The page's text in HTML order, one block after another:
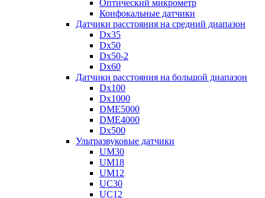
Оптический микрометр
Конфокальные датчики
Датчики расстояния на средний диапазон
Dx35
Dx50
Dx50-2
Dx60
Датчики расстояния на большой диапазон
Dx100
Dx1000
DME5000
DME4000
Dx500
Ультразвуковые датчики
UM30
UM18
UM12
UC30
UC12